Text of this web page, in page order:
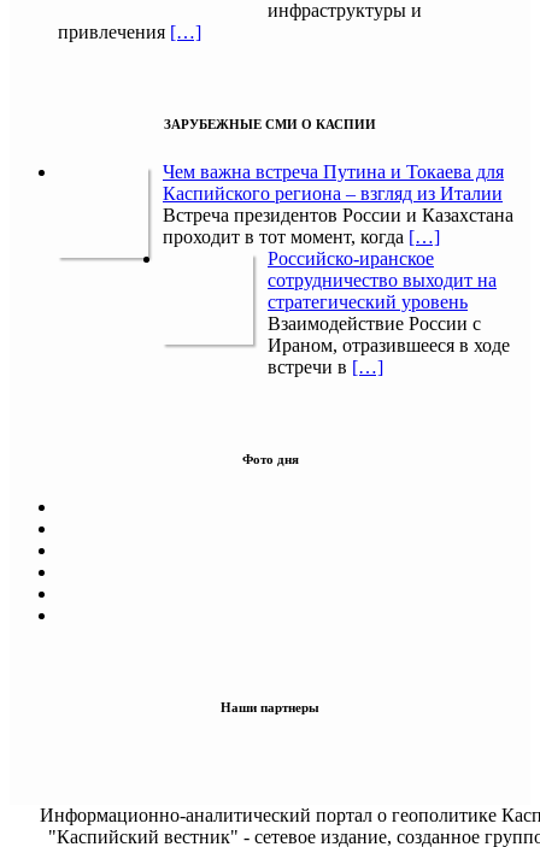
инфраструктуры и
привлечения […]
ЗАРУБЕЖНЫЕ СМИ О КАСПИИ
Чем важна встреча Путина и Токаева для
Каспийского региона – взгляд из Италии
Встреча президентов России и Казахстана
проходит в тот момент, когда […]
Российско-иранское
сотрудничество выходит на
стратегический уровень
Взаимодействие России с
Ираном, отразившееся в ходе
встречи в […]
Фото дня
Наши партнеры
Информационно-аналитический портал о геополитике
"Каспийский вестник" - сетевое издание, созданное